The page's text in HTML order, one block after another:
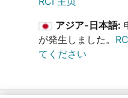
アジア-日本語:
が発生しました。
てください